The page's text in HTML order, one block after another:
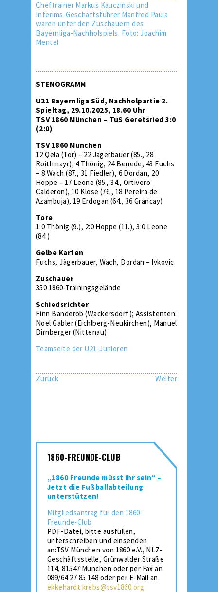
Cheftrainer Markus Kauczinski und
Interims-Geschäftsführer Manfred Paula
waren unter den Zuschauern des
Bayernliga-Nachholspiels. Foto: Joachim
Mentel
STENOGRAMM
U21 Bayernliga Süd, Nachholpartie 2.
Spieltag, 29.10.2025, 18.60 Uhr
TSV 1860 München – TuS Geretsried 3:0
(2:0)
TSV 1860 München
12 Qela (Tor) – 22 Jägerbauer (85., 28
Roithmayr), 4 Thönig, 24 Benede, 43 Fuchs
– 8 Wach (87., 31 Fiedler), 6 Dordan, 20
Hoppe – 17 Leone (85., 34., Ortivero
Calderon), 10 Klose (76., 18 Pereira de
Azambuja), 19 Erdogan (64., 36 Grancay)
Tore
1:0 Thönig (9.), 2:0 Hoppe (11.), 3:0 Leone
(84.)
Gelbe Karten
Fuchs, Jägerbauer, Wach, Dordan – Ivkovic
Zuschauer
350 1860-Trainingsgelände
Schiedsrichter
Finn Banderob (Wackersdorf); Assistenten:
Noel Gabler (Eichlberg-Neukirchen), Manuel
Dirnberger (Nittenau)
Teamseite der U21-Junioren
Zurück Weiter
1860-FREUNDE-CLUB
„1860 Freunde müsst ihr sein“ –
Jetzt die Fußballabteilung
unterstützen!
Mitgliedsantrag für den 1860-
Freunde-Club
PDF-Datei, bitte ausfüllen,
unterschreiben und einsenden
an:TSV München von 1860 e.V., NLZ-
Geschäftsstelle, Grünwalder Straße
114, 81547 München oder per Fax an:
089/64 27 85 148 oder per E-Mail an
ekkehardt.krebs@tsv1860.org